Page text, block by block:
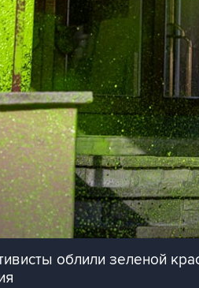
облили зеленой